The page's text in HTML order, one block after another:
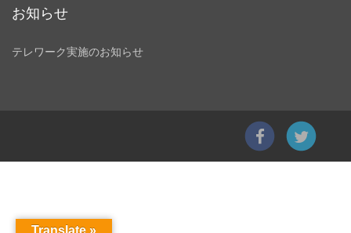
お知らせ
テレワーク実施のお知らせ
Translate »